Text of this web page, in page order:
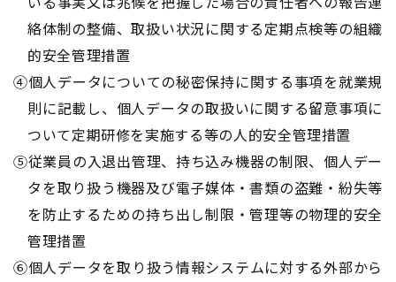
絡体制の整備、取扱い状況に関する定期点検等の組織
的安全管理措置
④個人データについての秘密保持に関する事項を就業規
則に記載し、個人データの取扱いに関する留意事項に
ついて定期研修を実施する等の人的安全管理措置
⑤従業員の入退出管理、持ち込み機器の制限、個人デー
タを取り扱う機器及び電子媒体・書類の盗難・紛失等
を防止するための持ち出し制限・管理等の物理的安全
管理措置
⑥個人データを取り扱う情報システムに対する外部から